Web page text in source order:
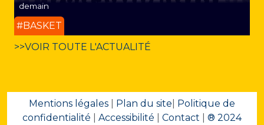
demain
#BASKET
>>VOIR TOUTE L'ACTUALITÉ
Mentions légales Plan du site
Politique de
confidentialité
Accessibilité Contact ® 2024